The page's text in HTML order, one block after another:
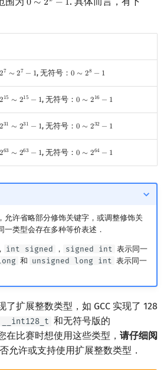
0 ∼ 2 − 1
0 ∼2x− 1
27 ∼ 27 − 1
7∼27 −1 , 无符号：0 ∼ 28 − 1
0 ∼2 8− 1
215 ∼ 215 − 1
15∼2 15−1 , 无符号：0 ∼ 216 − 1
0 ∼2 16− 1
231 ∼ 231 − 1
31∼2 31−1 , 无符号：0 ∼ 232 − 1
0 ∼2 32− 1
263 ∼ 263 − 1
63∼2 63−1 , 无符号：0 ∼ 264 − 1
0 ∼2 64− 1
允许省略部分修饰关键字，或调整修饰关
一类型会存在多种等价表述．
， int signed ， signed int 表示同一
和 unsigned long int 表示同一
了扩展整数类型，如 GCC 实现了 128
__int128_t 和无符号版的
在比赛时想使用这些类型， 请仔细阅
允许或支持使用扩展整数类型．